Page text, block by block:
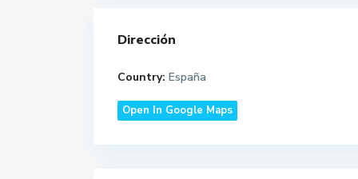
Dirección
Country: España
Open In Google Maps